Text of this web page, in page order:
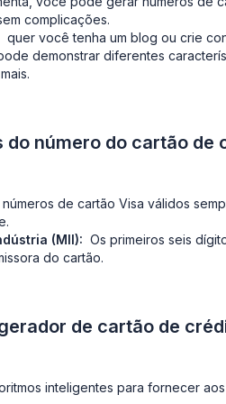
complicações.
quer você tenha um blog ou crie
demonstrar diferentes
número do cartão de
números de cartão Visa válidos
(MII): Os primeiros seis
do cartão.
de cartão de
inteligentes para fornecer